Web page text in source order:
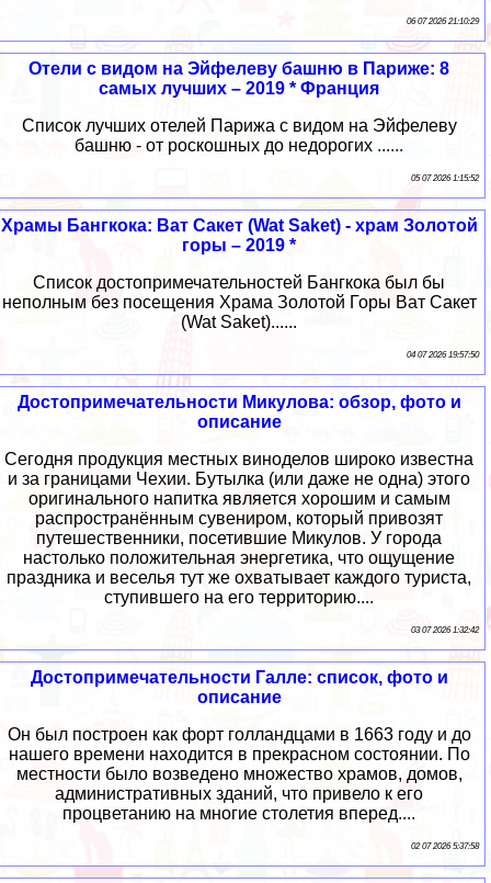
06 07 2026 21:10:29
Отели с видом на Эйфелеву башню в Париже: 8
самых лучших – 2019 * Франция
Список лучших отелей Парижа с видом на Эйфелеву
башню - от роскошных до недорогих ......
05 07 2026 1:15:52
Храмы Бангкока: Ват Сакет (Wat Saket) - храм Золотой
горы – 2019 *
Список достопримечательностей Бангкока был бы
неполным без посещения Храма Золотой Горы Ват Сакет
(Wat Saket)......
04 07 2026 19:57:50
Достопримечательности Микулова: обзор, фото и
описание
Сегодня продукция местных виноделов широко известна
и за границами Чехии. Бутылка (или даже не одна) этого
оригинального напитка является хорошим и самым
распространённым сувениром, который привозят
путешественники, посетившие Микулов. У города
настолько положительная энергетика, что ощущение
праздника и веселья тут же охватывает каждого туриста,
ступившего на его территорию....
03 07 2026 1:32:42
Достопримечательности Галле: список, фото и
описание
Он был построен как форт голландцами в 1663 году и до
нашего времени находится в прекрасном состоянии. По
местности было возведено множество храмов, домов,
административных зданий, что привело к его
процветанию на многие столетия вперед....
02 07 2026 5:37:58